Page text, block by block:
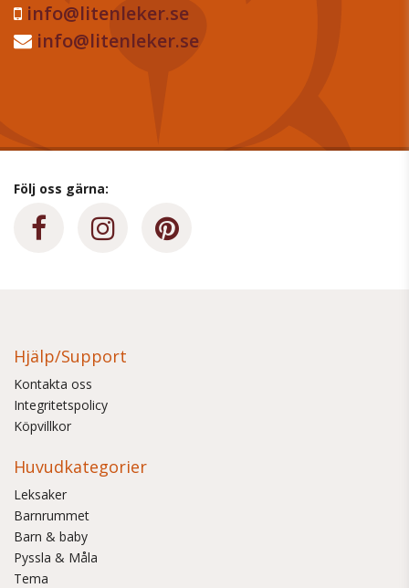
info@litenleker.se
info@litenleker.se
Följ oss gärna:
Hjälp/Support
Kontakta oss
Integritetspolicy
Köpvillkor
Huvudkategorier
Leksaker
Barnrummet
Barn & baby
Pyssla & Måla
Tema